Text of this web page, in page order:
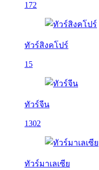
172
ทัวร์สิงคโปร์
15
ทัวร์จีน
1302
ทัวร์มาเลเซีย